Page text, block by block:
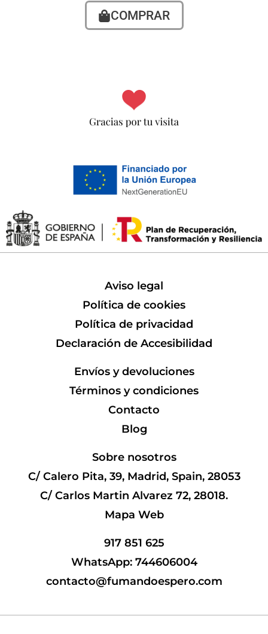
COMPRAR
Aviso legal
Política de cookies
Política de privacidad
Declaración de Accesibilidad
Envíos y devoluciones
Términos y condiciones
Contacto
Blog
Sobre nosotros
C/ Calero Pita, 39, Madrid, Spain, 28053
C/ Carlos Martin Alvarez 72, 28018.
Mapa Web
917 851 625
WhatsApp: 744606004
contacto@fumandoespero.com